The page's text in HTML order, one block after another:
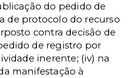
do pedido de
de protocolo do recurso
contra decisão de
de registro por
inerente; (iv) na
manifestação à